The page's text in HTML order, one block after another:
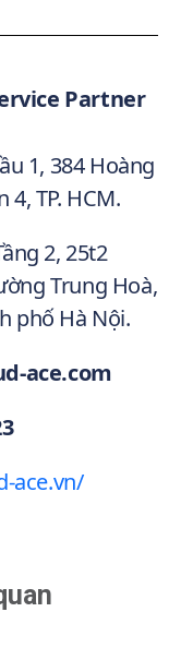
Partner
1, 384 Hoàng
TP. HCM.
2, 25t2
Trung Hoà,
phố Hà Nội.
ace.com
ace.vn/